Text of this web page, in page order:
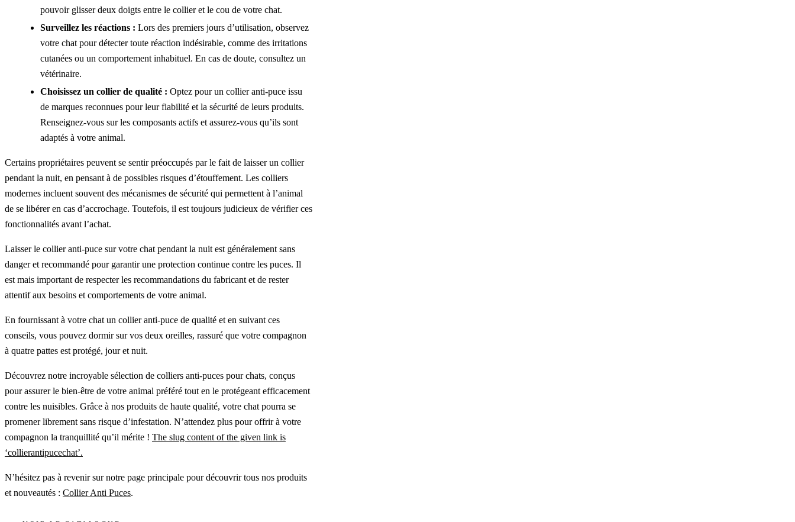
pouvoir glisser deux doigts entre le collier et le cou de votre chat.
Surveillez les réactions : Lors des premiers jours d’utilisation, observez
votre chat pour détecter toute réaction indésirable, comme des irritations
cutanées ou un comportement inhabituel. En cas de doute, consultez un
vétérinaire.
Choisissez un collier de qualité : Optez pour un collier anti-puce issu
de marques reconnues pour leur fiabilité et la sécurité de leurs produits.
Renseignez-vous sur les composants actifs et assurez-vous qu’ils sont
adaptés à votre animal.
Certains propriétaires peuvent se sentir préoccupés par le fait de laisser un collier
pendant la nuit, en pensant à de possibles risques d’étouffement. Les colliers
modernes incluent souvent des mécanismes de sécurité qui permettent à l’animal
de se libérer en cas d’accrochage. Toutefois, il est toujours judicieux de vérifier ces
fonctionnalités avant l’achat.
Laisser le collier anti-puce sur votre chat pendant la nuit est généralement sans
danger et recommandé pour garantir une protection continue contre les puces. Il
est mais important de respecter les recommandations du fabricant et de rester
attentif aux besoins et comportements de votre animal.
En fournissant à votre chat un collier anti-puce de qualité et en suivant ces
conseils, vous pouvez dormir sur vos deux oreilles, rassuré que votre compagnon
à quatre pattes est protégé, jour et nuit.
Découvrez notre incroyable sélection de colliers anti-puces pour chats, conçus
pour assurer le bien-être de votre animal préféré tout en le protégeant efficacement
contre les nuisibles. Grâce à nos produits de haute qualité, votre chat pourra se
promener librement sans risque d’infestation. N’attendez plus pour offrir à votre
compagnon la tranquillité qu’il mérite ! The slug content of the given link is
‘collierantipucechat’.
N’hésitez pas à revenir sur notre page principale pour découvrir tous nos produits
et nouveautés : Collier Anti Puces.